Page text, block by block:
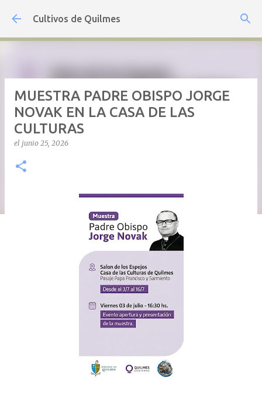
Ir al contenido principal
Cultivos de Quilmes
MUESTRA PADRE OBISPO JORGE
NOVAK EN LA CASA DE LAS
CULTURAS
el junio 25, 2026